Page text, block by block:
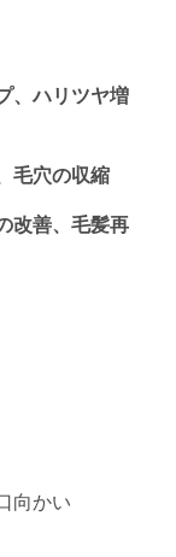
、ハリツヤ増
毛穴の収縮
改善、毛髪再
向かい